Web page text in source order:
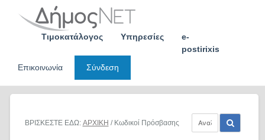
Τιμοκατάλογος Υπηρεσίες
e-
postirixis
Επικοινωνία
Σύνδεση
ΒΡΙΣΚΕΣΤΕ ΕΔΩ: ΑΡΧΙΚΗ / Κωδικοί Πρόσβασης